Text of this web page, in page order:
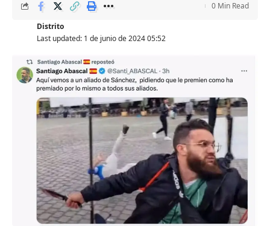
Last updated: 1 de junio de 2024 05:52
Distrito
0 Min Read